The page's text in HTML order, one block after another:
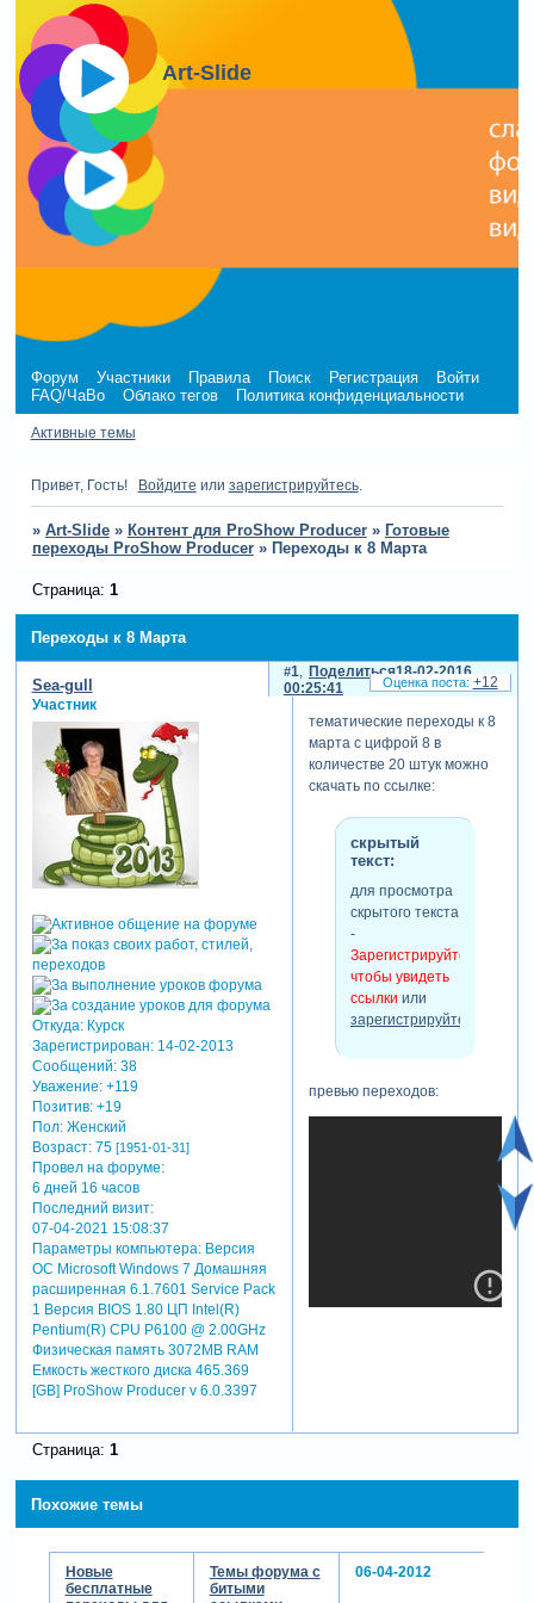
Art-Slide
Форум Участники Правила Поиск Регистрация
Войти
FAQ/ЧаВо
Облако тегов Политика конфиденциальности
Активные темы
Привет, Гость! Войдите или зарегистрируйтесь.
» Art-Slide » Контент для ProShow Producer » Готовые
переходы ProShow Producer » Переходы к 8 Марта
Переходы к 8 Марта
Страница: 1
Поделиться
1
18-02-2016
00:25:41
Sea-gull
Участник
Откуда:Курск
Зарегистрирован: 14-02-2013
Сообщений:38
Уважение: +119
Позитив: +19
Пол:Женский
Возраст:75 [1951-01-31]
Провел на форуме:
6 дней 16 часов
Последний визит:
07-04-2021 15:08:37
Параметры компьютера:Версия
ОС Microsoft Windows 7 Домашняя
расширенная 6.1.7601 Service Pack
1 Версия BIOS 1.80 ЦП Intel(R)
Pentium(R) CPU P6100 @ 2.00GHz
Физическая память 3072MB RAM
Емкость жесткого диска 465.369
[GB] ProShow Producer v 6.0.3397
тематические переходы к 8
марта с цифрой 8 в
количестве 20 штук можно
скачать по ссылке:
скрытый
текст:
для просмотра
скрытого текста
-
Зарегистрируйтесь,
чтобы увидеть
ссылки или
зарегистрируйтесь
превью переходов:
+12
Страница: 1
Похожие темы
Новые
бесплатные
Темы форума с
битыми
06-04-2012